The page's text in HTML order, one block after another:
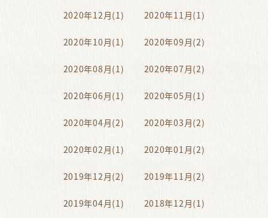
2020年12月(1) 2020年11月(1)
2020年10月(1) 2020年09月(2)
2020年08月(1) 2020年07月(2)
2020年06月(1) 2020年05月(1)
2020年04月(2) 2020年03月(2)
2020年02月(1) 2020年01月(2)
2019年12月(2) 2019年11月(2)
2019年04月(1) 2018年12月(1)